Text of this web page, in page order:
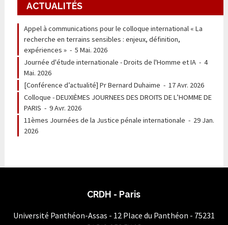
ACTUALITÉS
Appel à communications pour le colloque international « La
recherche en terrains sensibles : enjeux, définition,
expériences »- 5 Mai. 2026
Journée d'étude internationale - Droits de l'Homme et IA- 4
Mai. 2026
[Conférence d’actualité] Pr Bernard Duhaime - 17 Avr. 2026
Colloque - DEUXIÈMES JOURNEES DES DROITS DE L’HOMME DE
PARIS - 9 Avr. 2026
11èmes Journées de la Justice pénale internationale - 29 Jan.
2026
CRDH - Paris
Université Panthéon-Assas - 12 Place du Panthéon - 75231